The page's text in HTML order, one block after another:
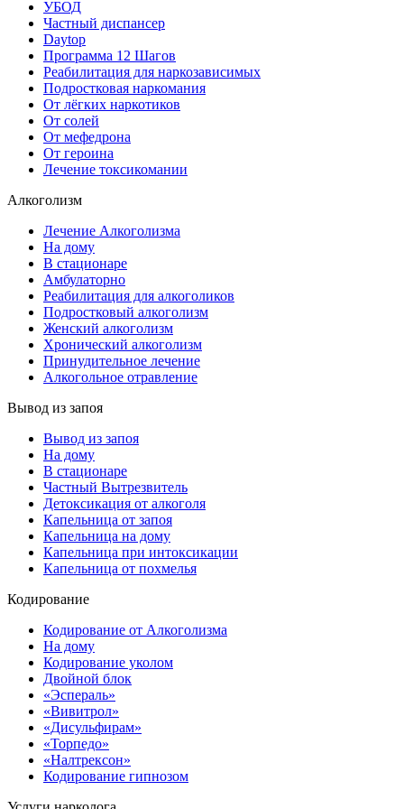
УБОД
Частный диспансер
Daytop
Программа 12 Шагов
Реабилитация для наркозависимых
Подростковая наркомания
От лёгких наркотиков
От солей
От мефедрона
От героина
Лечение токсикомании
Алкоголизм
Лечение Алкоголизма
На дому
В стационаре
Амбулаторно
Реабилитация для алкоголиков
Подростковый алкоголизм
Женский алкоголизм
Хронический алкоголизм
Принудительное лечение
Алкогольное отравление
Вывод из запоя
Вывод из запоя
На дому
В стационаре
Частный Вытрезвитель
Детоксикация от алкоголя
Капельница от запоя
Капельница на дому
Капельница при интоксикации
Капельница от похмелья
Кодирование
Кодирование от Алкоголизма
На дому
Кодирование уколом
Двойной блок
«Эспераль»
«Вивитрол»
«Дисульфирам»
«Торпедо»
«Налтрексон»
Кодирование гипнозом